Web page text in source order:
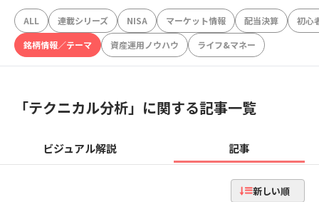
ALL 連載シリーズ NISA マーケット情報 配当決算
初心
銘柄情報／テーマ
資産運用ノウハウ ライフ&マネー
「テクニカル分析」に関する記事一覧
ビジュアル解説 記事
新しい順